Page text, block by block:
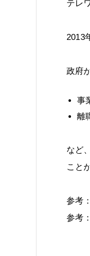
テレ
2013
政府
事
離
など
こと
参考：
参考：